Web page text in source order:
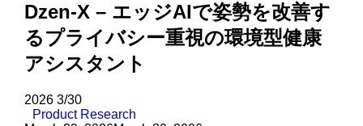
Dzen-X – エッジAIで姿勢を改善す
るプライバシー重視の環境型健康
アシスタント
2026 3/30
Product Research